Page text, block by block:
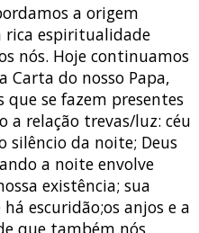
a origem
rica espiritualidade
nós. Hoje continuamos
Carta do nosso Papa,
que se fazem presentes
a relação trevas/luz: céu
silêncio da noite; Deus
a noite envolve
existência; sua
escuridão;os anjos e a
que também nós